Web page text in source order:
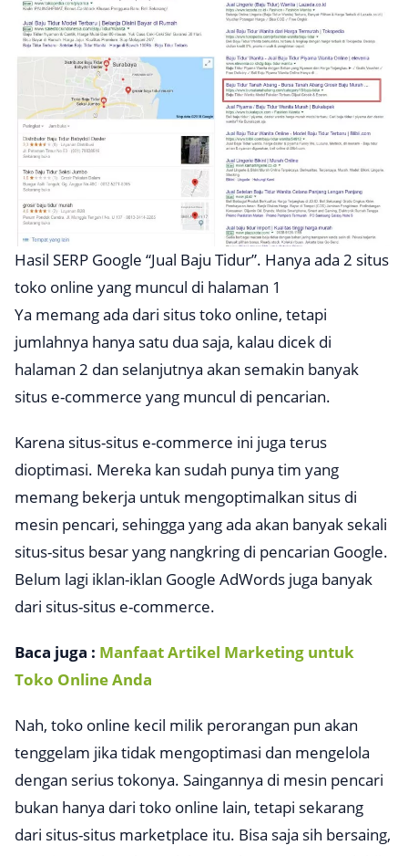
Hasil SERP Google “Jual Baju Tidur”. Hanya ada 2 situs
toko online yang muncul di halaman 1
Ya memang ada dari situs toko online, tetapi
jumlahnya hanya satu dua saja, kalau dicek di
halaman 2 dan selanjutnya akan semakin banyak
situs e-commerce yang muncul di pencarian.
Karena situs-situs e-commerce ini juga terus
dioptimasi. Mereka kan sudah punya tim yang
memang bekerja untuk mengoptimalkan situs di
mesin pencari, sehingga yang ada akan banyak sekali
situs-situs besar yang nangkring di pencarian Google.
Belum lagi iklan-iklan Google AdWords juga banyak
dari situs-situs e-commerce.
Baca juga : Manfaat Artikel Marketing untuk
Toko Online Anda
Nah, toko online kecil milik perorangan pun akan
tenggelam jika tidak mengoptimasi dan mengelola
dengan serius tokonya. Saingannya di mesin pencari
bukan hanya dari toko online lain, tetapi sekarang
dari situs-situs marketplace itu. Bisa saja sih bersaing,